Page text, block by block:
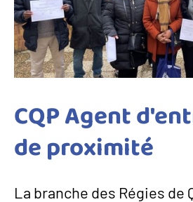
CQP Agent
de proximité
La branche des Régies de